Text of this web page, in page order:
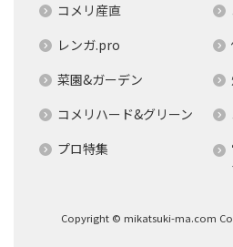
コメリ産直
レンガ.pro
菜園&ガーデン
コメリハード&グリーン
プロ特集
Copyright © mikatsuki-ma.com